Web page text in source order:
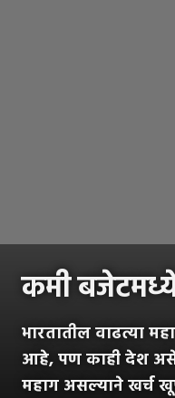
कमी बजेटमध्ये
भारतातील वाढत्या
आहे, पण काही देश
महाग असल्याने खर्च